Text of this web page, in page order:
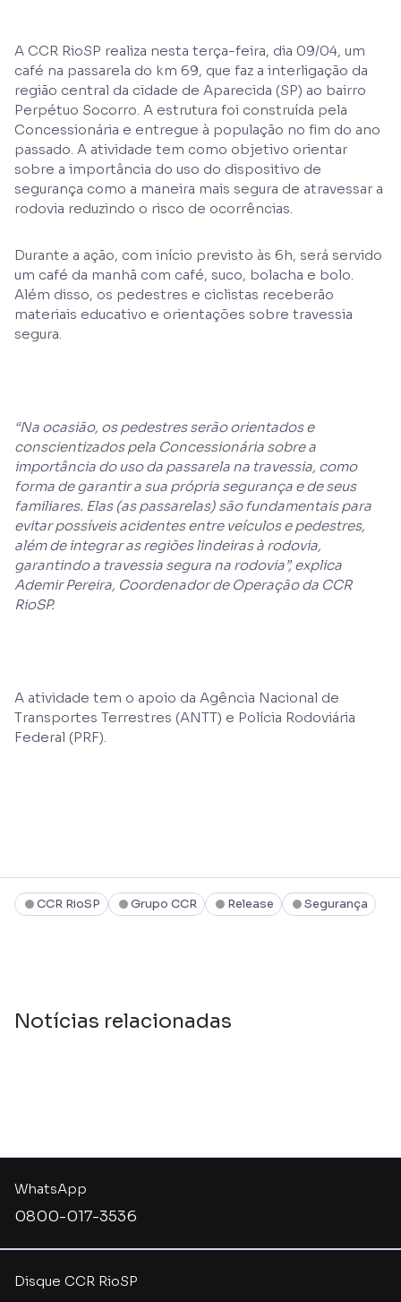
A CCR RioSP realiza nesta terça-feira, dia 09/04, um
café na passarela do km 69, que faz a interligação da
região central da cidade de Aparecida (SP) ao bairro
Perpétuo Socorro. A estrutura foi construída pela
Concessionária e entregue à população no fim do ano
passado. A atividade tem como objetivo orientar
sobre a importância do uso do dispositivo de
segurança como a maneira mais segura de atravessar a
rodovia reduzindo o risco de ocorrências.
Durante a ação, com início previsto às 6h, será servido
um café da manhã com café, suco, bolacha e bolo.
Além disso, os pedestres e ciclistas receberão
materiais educativo e orientações sobre travessia
segura.
“Na ocasião, os pedestres serão orientados e
conscientizados pela Concessionária sobre a
importância do uso da passarela na travessia, como
forma de garantir a sua própria segurança e de seus
familiares. Elas (as passarelas) são fundamentais para
evitar possíveis acidentes entre veículos e pedestres,
além de integrar as regiões lindeiras à rodovia,
garantindo a travessia segura na rodovia”, explica
Ademir Pereira, Coordenador de Operação da CCR
RioSP.
A atividade tem o apoio da Agência Nacional de
Transportes Terrestres (ANTT) e Polícia Rodoviária
Federal (PRF).
CCR RioSP Grupo CCR Release Segurança
Notícias relacionadas
Disque CCR RioSP
WhatsApp
0800-017-3536